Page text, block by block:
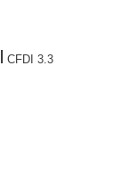
CFDI 3.3